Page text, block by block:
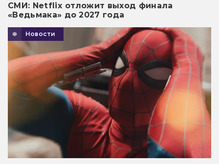
СМИ: Netflix отложит выход финала
«Ведьмака» до 2027 года
Новости